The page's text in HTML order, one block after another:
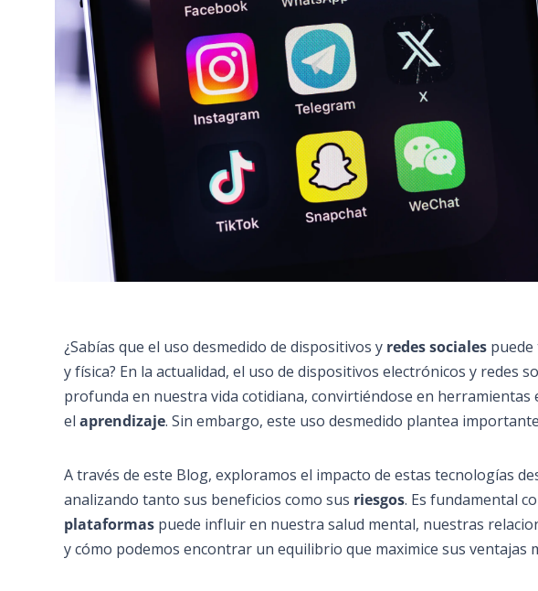
¿Sabías que el uso desmedido de dispositivos y redes sociales
y física? En la actualidad, el uso de dispositivos electrónicos y redes
profunda en nuestra vida cotidiana, convirtiéndose en herramientas
el aprendizaje. Sin embargo, este uso desmedido plantea
A través de este Blog, exploramos el impacto de estas tecnologías
analizando tanto sus beneficios como sus riesgos. Es fundamental
plataformas puede influir en nuestra salud mental, nuestras
y cómo podemos encontrar un equilibrio que maximice sus ventajas